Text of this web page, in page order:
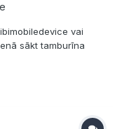
vai
sākt tamburīna
opcija, ko gribētos